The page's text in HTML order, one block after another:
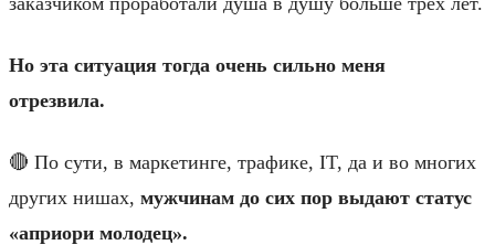
Но эта ситуация тогда очень сильно меня
отрезвила.
🔴 По сути, в маркетинге, трафике, IT, да и во многих
других нишах, мужчинам до сих пор выдают статус
«априори молодец».